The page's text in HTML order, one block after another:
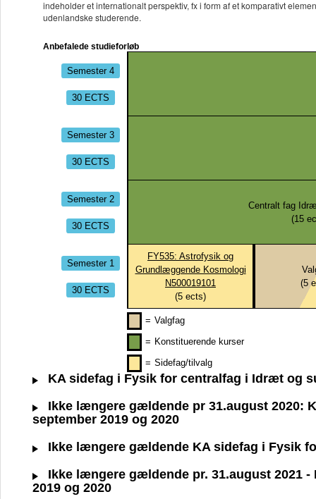
indeholder et internationalt perspektiv, fx i form af et komparativt
udenlandske studerende.
Anbefalede studieforløb
Semester 4
30 ECTS
Semester 3
30 ECTS
Semester 2
30 ECTS
Centralt fag
(15
Semester 1
30 ECTS
FY535: Astrofysik og
Grundlæggende Kosmologi
N500019101
(5 ects)
(5
= Valgfag
= Konstituerende kurser
= Sidefag/tilvalg
KA sidefag i Fysik for centralfag i Idræt og
Ikke længere gældende pr 31.august 2020:
september 2019 og 2020
Ikke længere gældende KA sidefag i Fysik
Ikke længere gældende pr. 31.august 2021
2019 og 2020